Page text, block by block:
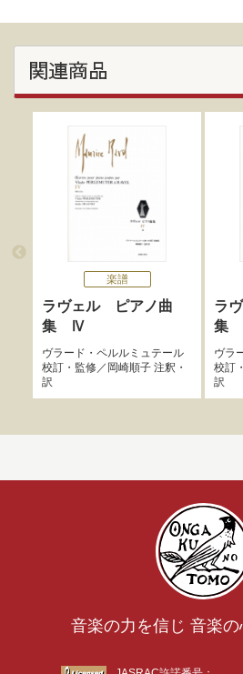
関連商品
楽譜
ラヴェル ピアノ曲
集 Ⅳ
ヴラード・ペルルミュテール
校訂・監修／ 岡崎順子注釈・
訳
ラ
集
ヴラ
校訂
訳
音楽の力を信じ 音楽